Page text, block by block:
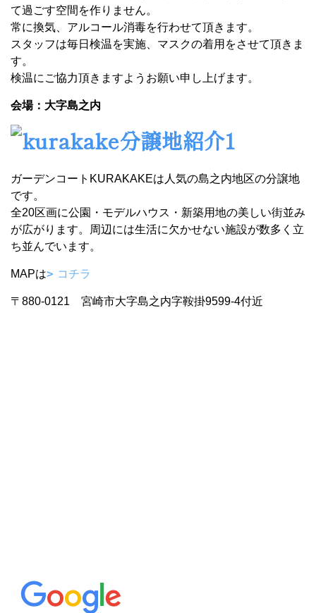
て過ごす空間を作りません。
常に換気、アルコール消毒を行わせて頂きます。
スタッフは毎日検温を実施、マスクの着用をさせて頂きま
す。
検温にご協力頂きますようお願い申し上げます。
会場：大字島之内
ガーデンコートKURAKAKEは人気の島之内地区の分譲地
です。
全20区画に公園・モデルハウス・新築用地の美しい街並み
が広がります。周辺には生活に欠かせない施設が数多く立
ち並んでいます。
MAPは コチラ
〒880-0121 宮崎市大字島之内字鞍掛9599-4付近